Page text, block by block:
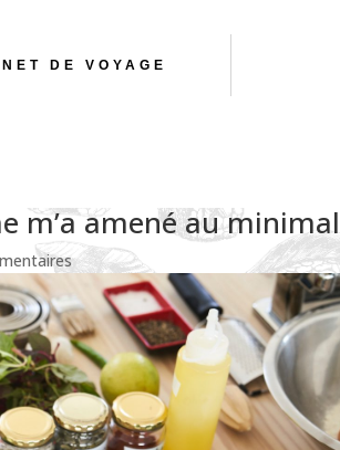
DE VOYAGE
m’a amené au